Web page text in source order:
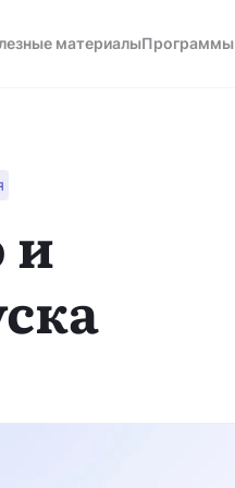
материалыПрограммы
и